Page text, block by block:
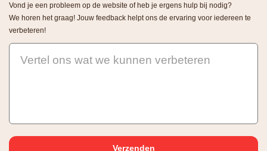
Vond je een probleem op de website of heb je ergens hulp bij nodig?
We horen het graag! Jouw feedback helpt ons de ervaring voor iedereen te
verbeteren!
Vertel ons wat we kunnen verbeteren